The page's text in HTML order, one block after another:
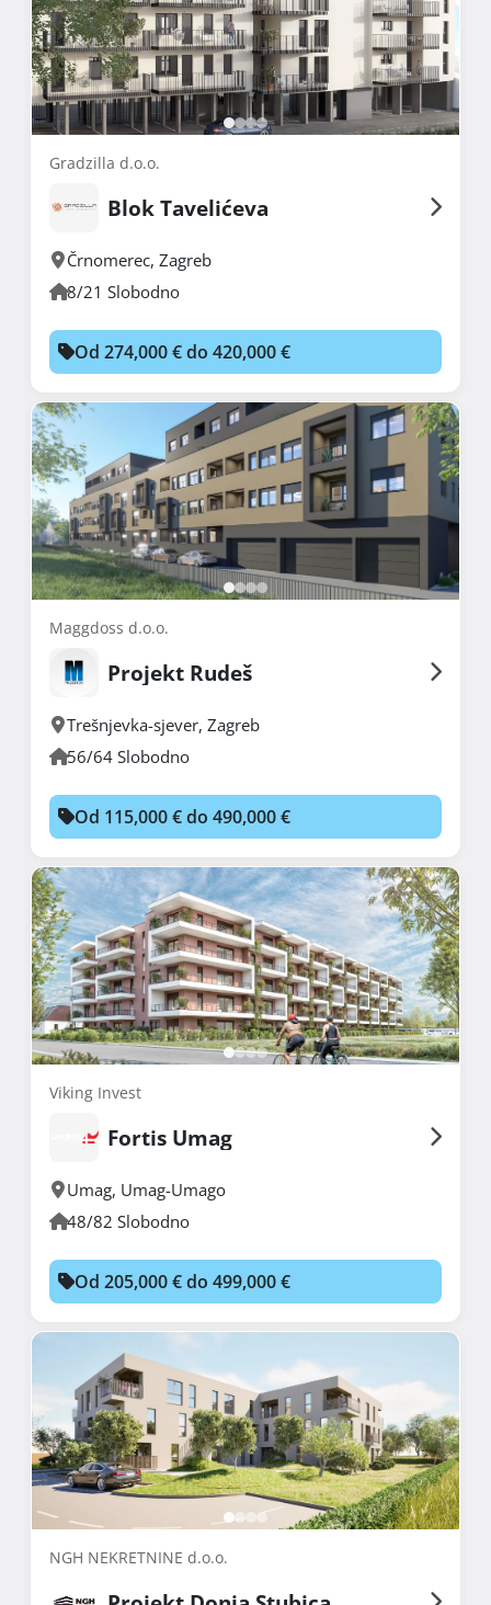
Gradzilla d.o.o.
Blok Tavelićeva
Črnomerec, Zagreb
8/21 Slobodno
Od 274,000 € do 420,000 €
Maggdoss d.o.o.
Projekt Rudeš
Trešnjevka-sjever, Zagreb
56/64 Slobodno
Od 115,000 € do 490,000 €
Viking Invest
Fortis Umag
Umag, Umag-Umago
48/82 Slobodno
Od 205,000 € do 499,000 €
NGH NEKRETNINE d.o.o.